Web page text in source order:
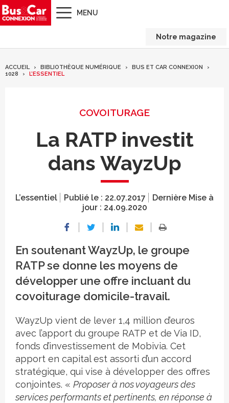
MENU
Notre magazine
ACCUEIL BIBLIOTHÈQUE NUMÉRIQUE
BUS ET CAR CONNEXION
1028
L’ESSENTIEL
COVOITURAGE
La RATP investit
dans WayzUp
L’essentiel Publié le : 22.07.2017
Dernière Mise à
jour : 24.09.2020
En soutenant WayzUp, le groupe
RATP se donne les moyens de
développer une offre incluant du
covoiturage domicile-travail.
WayzUp vient de lever 1,4 million d’euros
avec l’apport du groupe RATP et de Via ID,
fonds d’investissement de Mobivia. Cet
apport en capital est assorti d’un accord
stratégique, qui vise à développer des offres
conjointes. « Proposer à nos voyageurs des
services performants et pertinents, en réponse à